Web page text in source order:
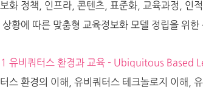
화 정책, 인프라, 콘텐츠, 표준화, 교육과정, 인
상황에 따른 맞춤형 교육정보화 모델 정립을 위
유비쿼터스 환경과 교육 - Ubiquitous Based
스 환경의 이해, 유비쿼터스 테크놀로지 이해,